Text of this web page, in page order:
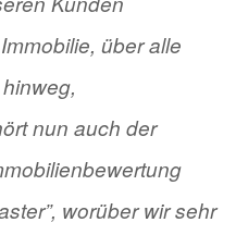
über alle
nun auch der
worüber wir sehr